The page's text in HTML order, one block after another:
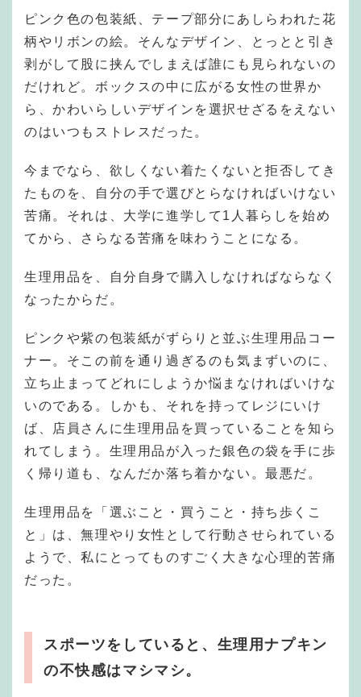
ピンク色の包装紙、テープ部分にあしらわれた花
柄やリボンの絵。そんなデザイン、とっとと引き
剥がして股に挟んでしまえば誰にも見られないの
だけれど。ボックスの中に広がる女性の世界か
ら、かわいらしいデザインを選択せざるをえない
のはいつもストレスだった。
今までなら、欲しくない着たくないと拒否してき
たものを、自分の手で選びとらなければいけない
苦痛。それは、大学に進学して1人暮らしを始め
てから、さらなる苦痛を味わうことになる。
生理用品を、自分自身で購入しなければならなく
なったからだ。
ピンクや紫の包装紙がずらりと並ぶ生理用品コー
ナー。そこの前を通り過ぎるのも気まずいのに、
立ち止まってどれにしようか悩まなければいけな
いのである。しかも、それを持ってレジにいけ
ば、店員さんに生理用品を買っていることを知ら
れてしまう。生理用品が入った銀色の袋を手に歩
く帰り道も、なんだか落ち着かない。最悪だ。
生理用品を「選ぶこと・買うこと・持ち歩くこ
と」は、無理やり女性として行動させられている
ようで、私にとってものすごく大きな心理的苦痛
だった。
スポーツをしていると、生理用ナプキン
の不快感はマシマシ。